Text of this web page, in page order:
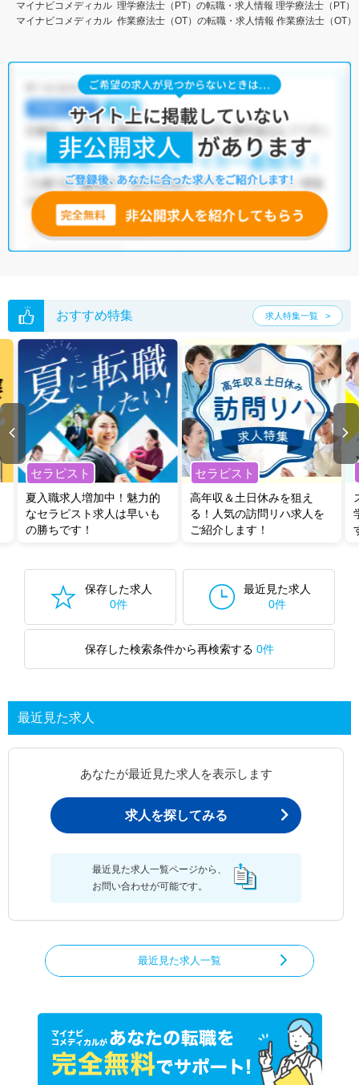
マイナビコメディカル 理学療法士（PT）の転職・求人情報 理学療法士（PT）
マイナビコメディカル 作業療法士（OT）の転職・求人情報 作業療法士（OT
おすすめ特集 求人特集一覧
セラピスト
夏入職求人増加中！魅力的
なセラピスト求人は早いも
の勝ちです！
セラピスト
高年収＆土日休みを狙え
る！人気の訪問リハ求人を
ご紹介します！
保存した求人
0件
最近見た求人
0件
保存した検索条件から再検索する 0件
最近見た求人
あなたが最近見た求人を表示します
求人を探してみる
最近見た求人一覧ページから、
お問い合わせが可能です。
最近見た求人一覧